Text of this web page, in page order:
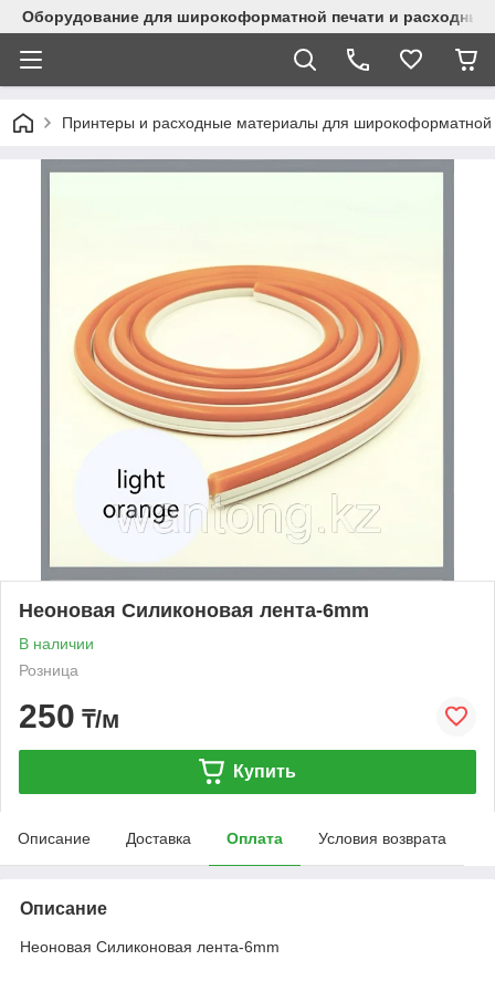
Оборудование для широкоформатной печати и
Принтеры и расходные материалы для широкоформатной
Неоновая Силиконовая лента-6mm
В наличии
Розница
250 ₸/м
Купить
Описание Доставка Оплата Условия возврата
Описание
Неоновая Силиконовая лента-6mm